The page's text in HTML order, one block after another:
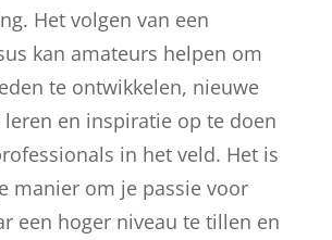
Het volgen van een
kan amateurs helpen om
te ontwikkelen, nieuwe
en inspiratie op te doen
in het veld. Het is
manier om je passie voor
een hoger niveau te tillen en